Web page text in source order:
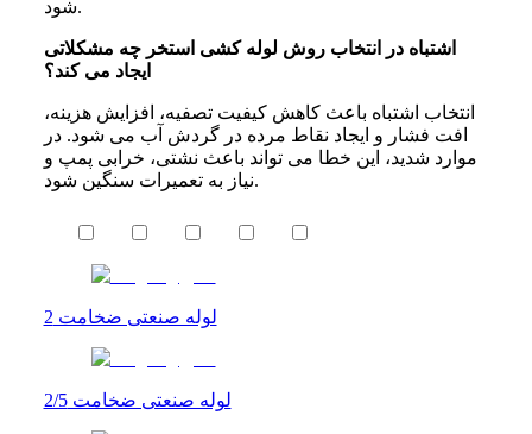
شود.
اشتباه در انتخاب روش لوله کشی استخر چه مشکلاتی
ایجاد می کند؟
انتخاب اشتباه باعث کاهش کیفیت تصفیه، افزایش هزینه،
افت فشار و ایجاد نقاط مرده در گردش آب می شود. در
موارد شدید، این خطا می تواند باعث نشتی، خرابی پمپ و
نیاز به تعمیرات سنگین شود.
لوله صنعتی ضخامت 2
لوله صنعتی ضخامت 2/5